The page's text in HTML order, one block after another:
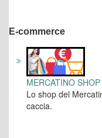
E-commerce
MERCATINO SHOP
Lo shop del
caccia.